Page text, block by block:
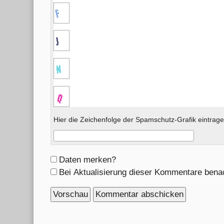
Hier die Zeichenfolge der Spamschutz-Grafik
Formular-
Optionen
Daten merken?
Bei Aktualisierung dieser Kommentare